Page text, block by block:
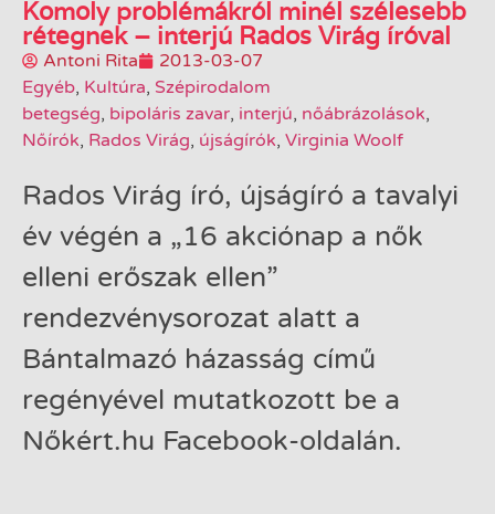
Komoly problémákról minél szélesebb
rétegnek – interjú Rados Virág íróval
Antoni Rita
2013-03-07
Egyéb, Kultúra, Szépirodalom
betegség, bipoláris zavar, interjú, nőábrázolások,
Nőírók, Rados Virág, újságírók, Virginia Woolf
Rados Virág író, újságíró a tavalyi
év végén a „16 akciónap a nők
elleni erőszak ellen”
rendezvénysorozat alatt a
Bántalmazó házasság című
regényével mutatkozott be a
Nőkért.hu Facebook-oldalán.